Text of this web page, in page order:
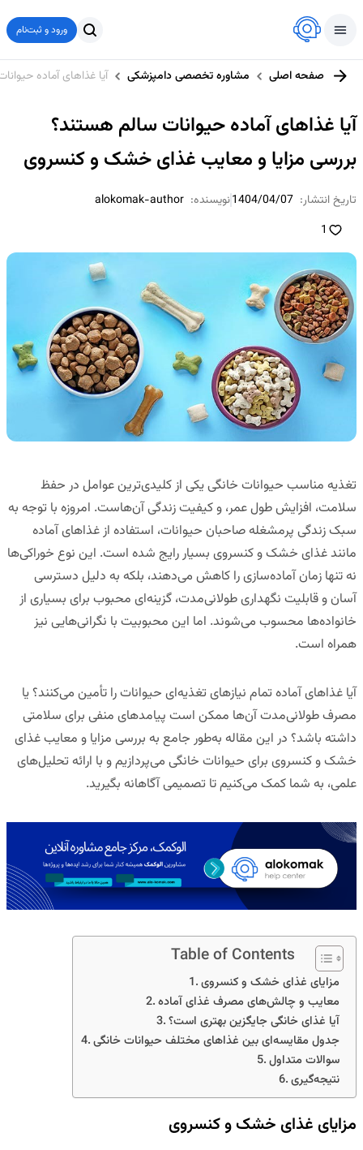
ورود و ثبت‌نام
صفحه اصلی مشاوره تخصصی دامپزشکی آیا غذاهای آماده
آیا غذاهای آماده حیوانات سالم هستند؟
بررسی مزایا و معایب غذای خشک و کنسروی
تاریخ انتشار: 1404/04/07نویسنده: alokomak-author
1
تغذیه مناسب حیوانات خانگی یکی از کلیدی‌ترین عوامل در حفظ
سلامت، افزایش طول عمر، و کیفیت زندگی آن‌هاست. امروزه با توجه به
سبک زندگی پرمشغله صاحبان حیوانات، استفاده از غذاهای آماده
مانند غذای خشک و کنسروی بسیار رایج شده است. این نوع خوراکی‌ها
نه تنها زمان آماده‌سازی را کاهش می‌دهند، بلکه به دلیل دسترسی
آسان و قابلیت نگهداری طولانی‌مدت، گزینه‌ای محبوب برای بسیاری از
خانواده‌ها محسوب می‌شوند. اما این محبوبیت با نگرانی‌هایی نیز
همراه است.
آیا غذاهای آماده تمام نیازهای تغذیه‌ای حیوانات را تأمین می‌کنند؟ یا
مصرف طولانی‌مدت آن‌ها ممکن است پیامدهای منفی برای سلامتی
داشته باشد؟ در این مقاله به‌طور جامع به بررسی مزایا و معایب غذای
خشک و کنسروی برای حیوانات خانگی می‌پردازیم و با ارائه تحلیل‌های
علمی، به شما کمک می‌کنیم تا تصمیمی آگاهانه بگیرید.
Table of Contents
مزایای غذای خشک و کنسروی
معایب و چالش‌های مصرف غذای آماده
آیا غذای خانگی جایگزین بهتری است؟
جدول مقایسه‌ای بین غذاهای مختلف حیوانات خانگی
سوالات متداول
نتیجه‌گیری
مزایای غذای خشک و کنسروی